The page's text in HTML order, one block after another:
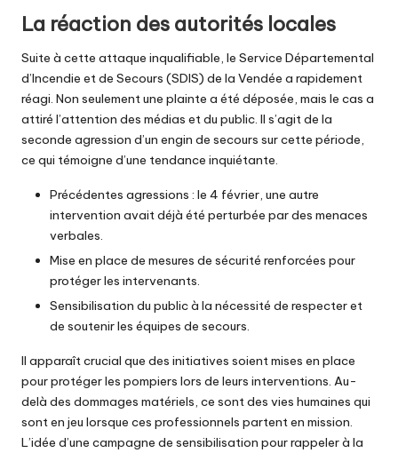
La réaction des autorités locales
Suite à cette attaque inqualifiable, le Service Départemental
d’Incendie et de Secours (SDIS) de la Vendée a rapidement
réagi. Non seulement une plainte a été déposée, mais le cas a
attiré l’attention des médias et du public. Il s’agit de la
seconde agression d’un engin de secours sur cette période,
ce qui témoigne d’une tendance inquiétante.
Précédentes agressions : le 4 février, une autre
intervention avait déjà été perturbée par des menaces
verbales.
Mise en place de mesures de sécurité renforcées pour
protéger les intervenants.
Sensibilisation du public à la nécessité de respecter et
de soutenir les équipes de secours.
Il apparaît crucial que des initiatives soient mises en place
pour protéger les pompiers lors de leurs interventions. Au-
delà des dommages matériels, ce sont des vies humaines qui
sont en jeu lorsque ces professionnels partent en mission.
L’idée d’une campagne de sensibilisation pour rappeler à la